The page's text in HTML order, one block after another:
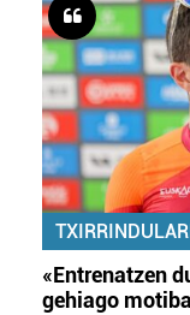
«Entrenatzen
gehiago